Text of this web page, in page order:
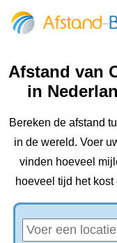
Afstand van
in
Bereken de afstand
in de wereld. Voer
vinden hoeveel
hoeveel tijd het